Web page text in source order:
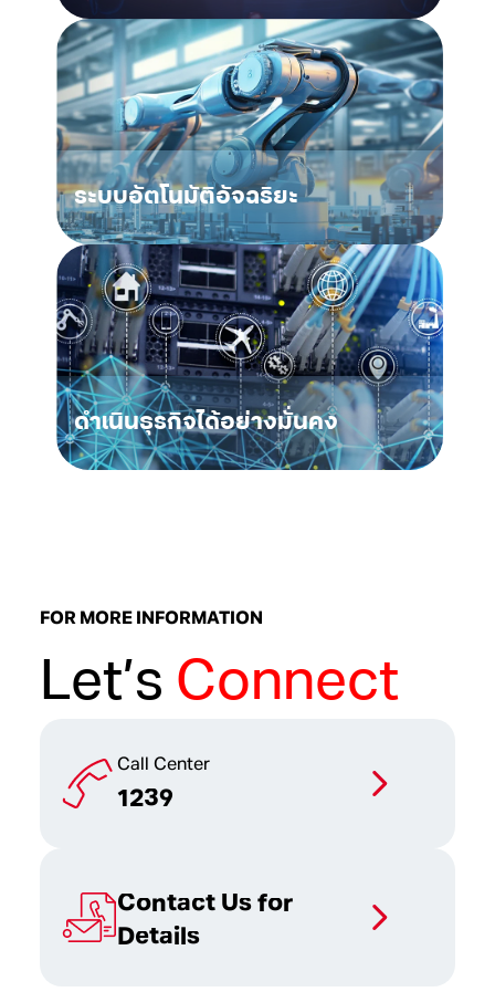
ระบบอัตโนมัติอัจฉริยะ
ดำเนินธุรกิจได้อย่างมั่นคง
FOR MORE INFORMATION
Let’sConnect
Call Center
1239
Contact Us for
Details